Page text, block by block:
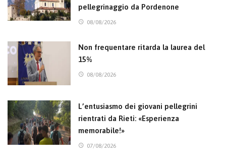
pellegrinaggio da Pordenone
08/08/2026
Non frequentare ritarda la laurea del
15%
08/08/2026
L’entusiasmo dei giovani pellegrini
rientrati da Rieti: «Esperienza
memorabile!»
07/08/2026